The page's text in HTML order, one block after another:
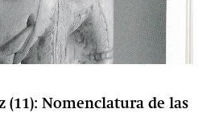
(11): Nomenclatura de las